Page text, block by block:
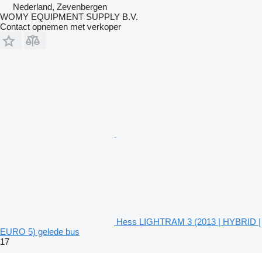
Nederland, Zevenbergen
WOMY EQUIPMENT SUPPLY B.V.
Contact opnemen met verkoper
Hess LIGHTRAM 3 (2013 | HYBRID |
EURO 5) gelede bus
17